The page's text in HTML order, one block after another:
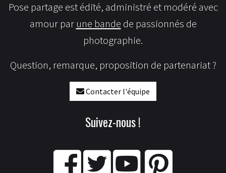
Pose partage est édité, administré et modéré avec
amour par une bande de passionnés de
photographie.
Question, remarque, proposition de partenariat ?
Contacter l'équipe
Suivez-nous !